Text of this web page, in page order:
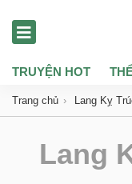
TRUYỆN HOT
Trang chủ Lang Kỵ
Lang